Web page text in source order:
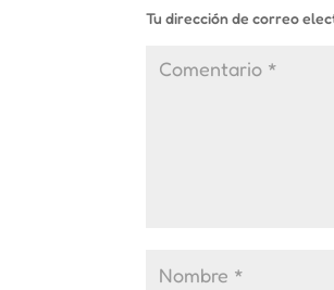
Tu dirección de correo